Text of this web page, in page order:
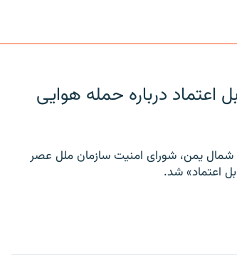
اعتماد درباره حمله هوایی
شمال یمن، شورای امنیت سازمان ملل عصر
اعتماد» شد.